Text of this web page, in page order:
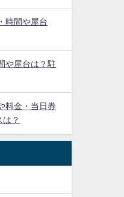
時間や屋台
や屋台は？駐
料金・当日券
は？